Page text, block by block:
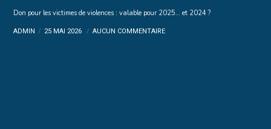
Don pour les victimes de violences : valable pour 2025… et 2024 ?
ADMIN 25 MAI 2026 AUCUN COMMENTAIRE